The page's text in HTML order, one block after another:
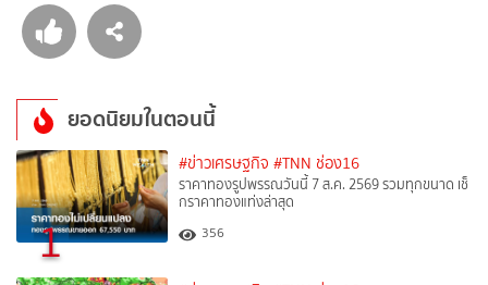
ยอดนิยมในตอนนี้
1
#ข่าวเศรษฐกิจ #TNN ช่อง16
ราคาทองรูปพรรณวันนี้ 7 ส.ค. 2569 รวมทุกขนาด เช็
กราคาทองแท่งล่าสุด
356